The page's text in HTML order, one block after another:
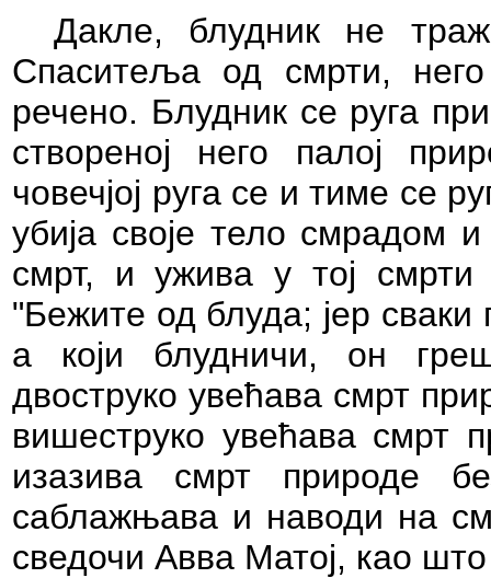
Дакле, блудник не
Спаситеља од смрти,
речено. Блудник се руга
створеној него палој
човечјој руга се и тиме се
убија своје тело смрадом
смрт, и ужива у тој
"Бежите од блуда; јер сваки
а који блудничи, он
двоструко увећава смрт
вишеструко увећава смрт
изазива смрт природе
саблажњава и наводи на
сведочи Авва Матој, као што